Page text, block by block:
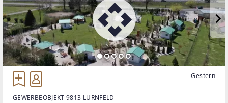
Gestern
GEWERBEOBJEKT 9813 LURNFELD